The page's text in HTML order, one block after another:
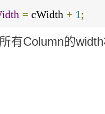
= cWidth + 1;
有Column的